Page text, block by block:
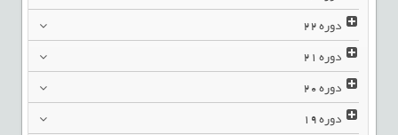
دوره22
دوره21
دوره20
دوره19